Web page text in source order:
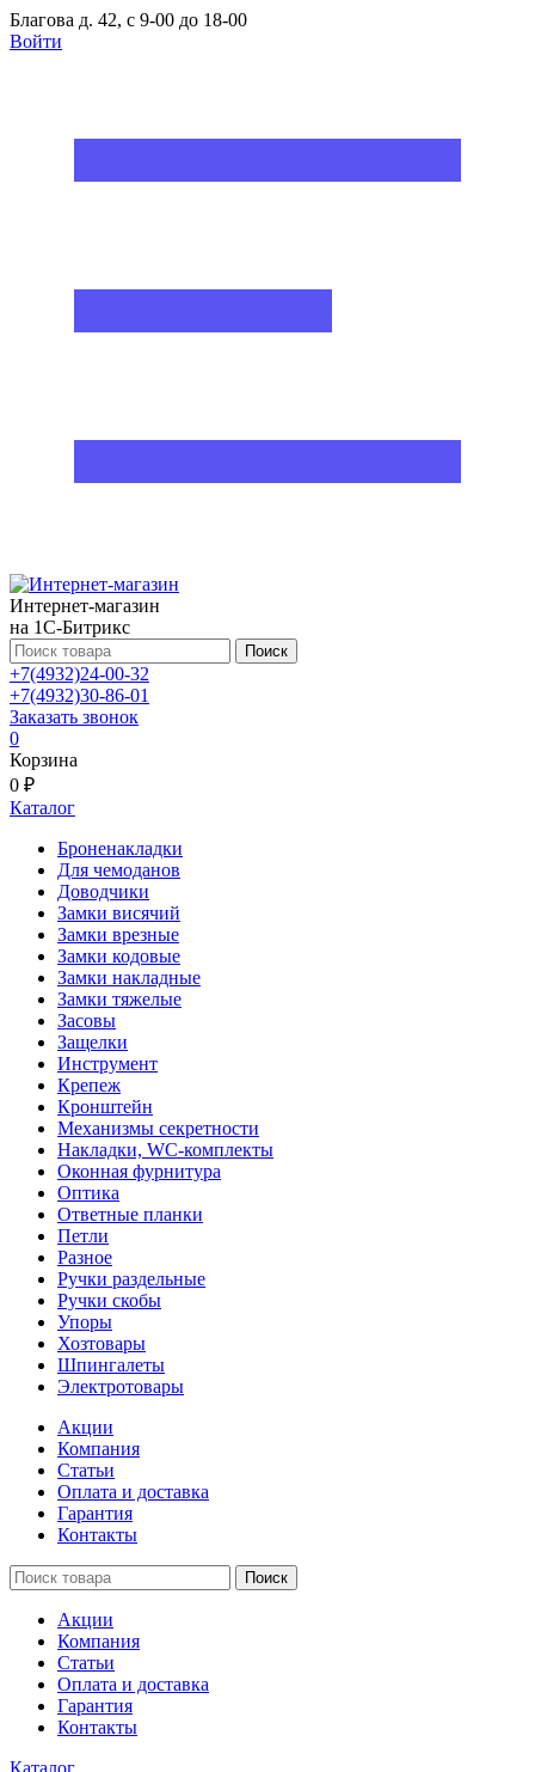
Благова д. 42, с 9-00 до 18-00
Войти
Интернет-магазин
на 1С-Битрикс
Поиск
+7(4932)24-00-32
+7(4932)30-86-01
Заказать звонок
0
Корзина
0 ₽
Каталог
Броненакладки
Для чемоданов
Доводчики
Замки висячий
Замки врезные
Замки кодовые
Замки накладные
Замки тяжелые
Засовы
Защелки
Инструмент
Крепеж
Кронштейн
Механизмы секретности
Накладки, WC-комплекты
Оконная фурнитура
Оптика
Ответные планки
Петли
Разное
Ручки раздельные
Ручки скобы
Упоры
Хозтовары
Шпингалеты
Электротовары
Акции
Компания
Статьи
Оплата и доставка
Гарантия
Контакты
Поиск
Акции
Компания
Статьи
Оплата и доставка
Гарантия
Контакты
Каталог